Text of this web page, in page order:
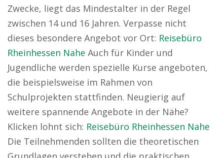
Zwecke, liegt das Mindestalter in der Regel
zwischen 14 und 16 Jahren. Verpasse nicht
dieses besondere Angebot vor Ort: Reisebüro
Rheinhessen Nahe Auch für Kinder und
Jugendliche werden spezielle Kurse angeboten,
die beispielsweise im Rahmen von
Schulprojekten stattfinden. Neugierig auf
weitere spannende Angebote in der Nähe?
Klicken lohnt sich: Reisebüro Rheinhessen Nahe
Die Teilnehmenden sollten die theoretischen